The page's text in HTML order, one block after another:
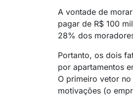
A vontade de
pagar de R$ 100
28% dos
Portanto, os dois
por apartamentos
O primeiro vetor
motivações (o